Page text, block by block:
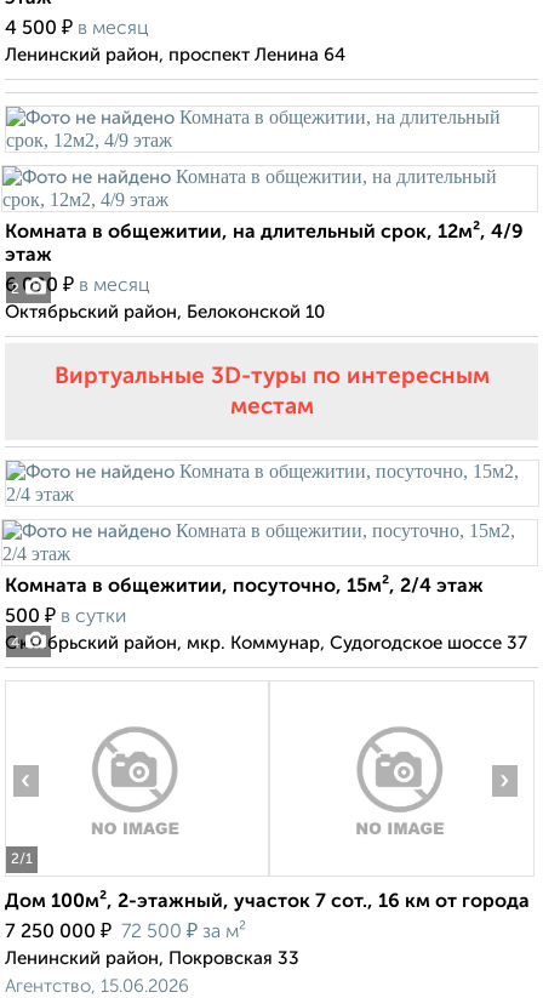
4 500 ₽ в месяц
Ленинский район, проспект Ленина 64
2
Комната в общежитии, на длительный срок, 12м², 4/9
этаж
6 000 ₽ в месяц
Октябрьский район, Белоконской 10
Виртуальные 3D-туры по интересным
местам
4
Комната в общежитии, посуточно, 15м², 2/4 этаж
500 ₽ в сутки
Октябрьский район, мкр. Коммунар, Судогодское шоссе 37
2/1
‹ ›
Дом 100м², 2-этажный, участок 7 сот., 16 км от города
7 250 000 ₽ 72 500 ₽ за м²
Ленинский район, Покровская 33
Агентство, 15.06.2026